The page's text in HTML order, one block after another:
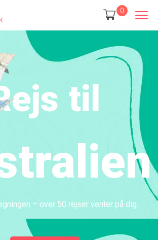
0
til
– over 50 rejser venter på dig.